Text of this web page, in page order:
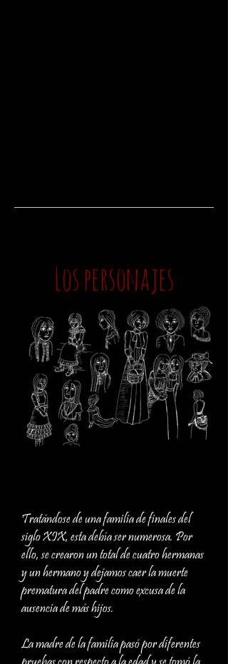
Los personajes
Tratándose de una familia de finales del
siglo XIX, esta debía ser numerosa. Por
ello, se crearon un total de cuatro hermanas
y un hermano y dejamos caer la muerte
prematura del padre como excusa de la
ausencia de más hijos.
La madre de la familia pasó por diferentes